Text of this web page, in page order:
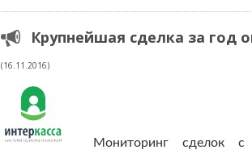
Крупнейшая сделка за год
(16.11.2016)
Мониторинг сделок